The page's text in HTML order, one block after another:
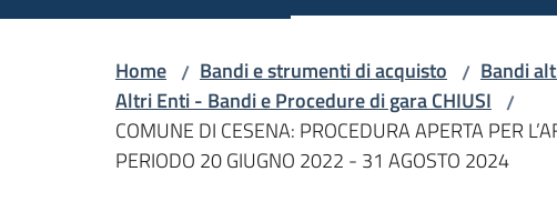
Home / Bandi e strumenti di acquisto / Bandi
Altri Enti - Bandi e Procedure di gara CHIUSI /
COMUNE DI CESENA: PROCEDURA APERTA PER
PERIODO 20 GIUGNO 2022 - 31 AGOSTO 2024